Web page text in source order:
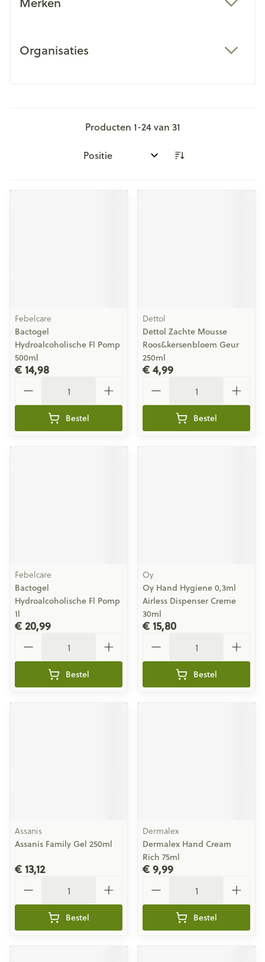
Organisaties
Producten 1-24van 31
Sorteer op:
Febelcare
Bactogel
Hydroalcoholische Fl Pomp
500ml
€ 14,98
Bestel
Dettol
Dettol Zachte Mousse
Roos&kersenbloem Geur
250ml
€ 4,99
Bestel
Febelcare
Bactogel
Hydroalcoholische Fl Pomp
1l
€ 20,99
Bestel
Oy
Oy Hand Hygiene 0,3ml
Airless Dispenser Creme
30ml
€ 15,80
Bestel
Assanis
Assanis Family Gel 250ml
€ 13,12
Bestel
Dermalex
Dermalex Hand Cream
Rich 75ml
€ 9,99
Bestel